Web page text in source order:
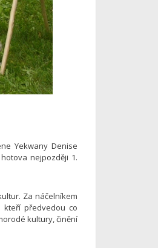
Yekwany Denise
nejpozději 1.
Za náčelníkem
kteří předvedou co
kultury, činění